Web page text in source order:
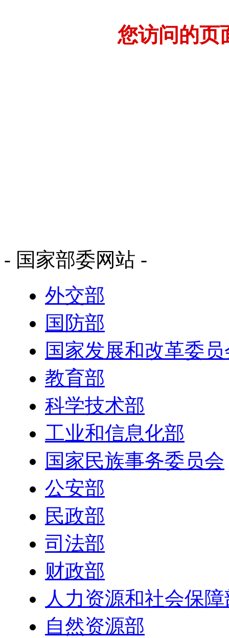
您访问的页
- 国家部委网站 -
外交部
国防部
国家发展和改革委
教育部
科学技术部
工业和信息化部
国家民族事务委员会
公安部
民政部
司法部
财政部
人力资源和社会保
自然资源部